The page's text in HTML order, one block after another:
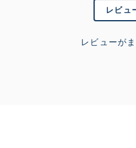
レビュ
レビューが